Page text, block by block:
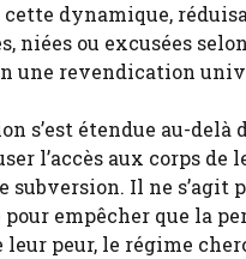
dynamique,
niées ou excusées
une revendication
s’est étendue au-
l’accès aux corps
subversion. Il ne s’agit
pour empêcher que la
leur peur, le régime